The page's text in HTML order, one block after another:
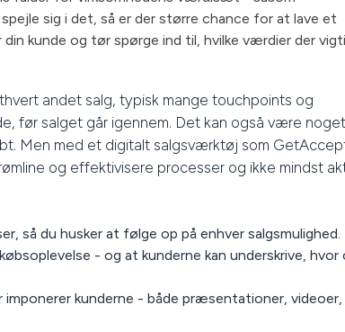
sig i det, så er der større chance for at lave et
kunde og tør spørge ind til, hvilke værdier der
andet salg, typisk mange touchpoints og
før salget går igennem. Det kan også være
Men med et digitalt salgsværktøj som
og effektivisere processer og ikke mindst
så du husker at følge op på enhver salgsmulighed.
- og at kunderne kan underskrive, hvor
imponerer kunderne - både præsentationer, videoer,